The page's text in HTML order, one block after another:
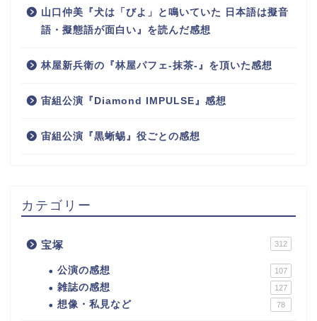
山口仲美『犬は「びよ」と鳴いていた 日本語は擬音
語・擬態語が面白い』を読んだ感想
林屋新兵衛の『林屋パフェ-抹茶-』を頂いた感想
宙組公演『Diamond IMPULSE』感想
宙組公演『黒蜥蜴』役ごとの感想
カテゴリー
宝塚 312
公演の感想 107
雑誌の感想 127
想像・私見など 78